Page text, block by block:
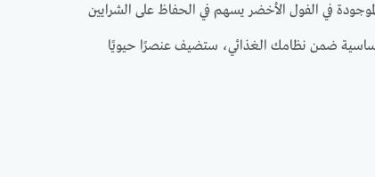
في الفول الأخضر يسهم في الحفاظ على الشرايين
ضمن نظامك الغذائي، ستضيف عنصرًا حيويًا